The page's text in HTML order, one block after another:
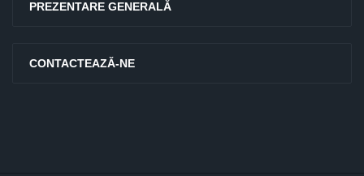
PREZENTARE GENERALĂ
CONTACTEAZĂ-NE